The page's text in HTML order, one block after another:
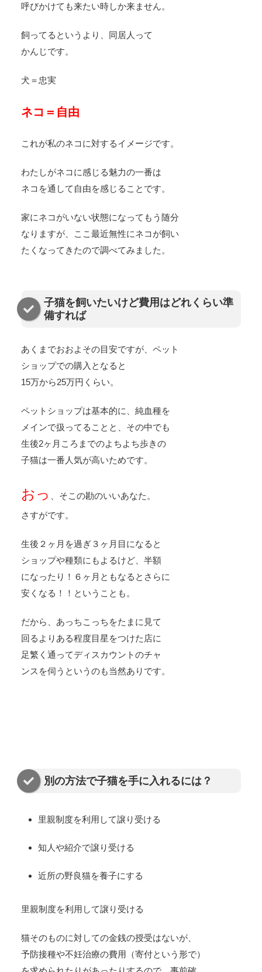
呼びかけても来たい時しか来ません。
飼ってるというより、同居人って
かんじです。
犬＝忠実
ネコ＝自由
これが私のネコに対するイメージです。
わたしがネコに感じる魅力の一番は
ネコを通して自由を感じることです。
家にネコがいない状態になってもう随分
なりますが、ここ最近無性にネコが飼い
たくなってきたので調べてみました。
子猫を飼いたいけど費用はどれくらい準
備すれば
あくまでおおよその目安ですが、ペット
ショップでの購入となると
15万から25万円 くらい。
ペットショップは基本的に、純血種を
メインで扱ってることと、その中でも
生後2ヶ月ころまでのよちよち歩きの
子猫は一番人気が高いためです。
おっ
、そこの勘のいいあなた。
さすがです。
生後２ヶ月を過ぎ３ヶ月目になると
ショップや種類にもよるけど、半額
になったり！６ヶ月ともなるとさらに
安くなる！！ということも。
だから、あっちこっちをたまに見て
回るよりある程度目星をつけた店に
足繁く通ってディスカウントのチャ
ンスを伺うというのも当然ありです。
別の方法で子猫を手に入れるには？
里親制度を利用して譲り受ける
知人や紹介で譲り受ける
近所の野良猫を養子にする
里親制度を利用して譲り受ける
猫そのものに対しての金銭の授受はないが、
予防接種や不妊治療の費用（寄付という形で）